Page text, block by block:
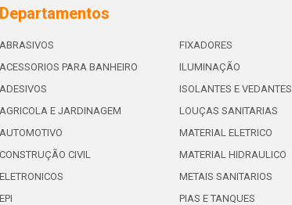
Departamentos
ABRASIVOS
ACESSORIOS PARA BANHEIRO
ADESIVOS
AGRICOLA E JARDINAGEM
AUTOMOTIVO
CONSTRUÇÃO CIVIL
ELETRONICOS
EPI
FIXADORES
ILUMINAÇÃO
ISOLANTES E VEDANTES
LOUÇAS SANITARIAS
MATERIAL ELETRICO
MATERIAL HIDRAULICO
METAIS SANITARIOS
PIAS E TANQUES